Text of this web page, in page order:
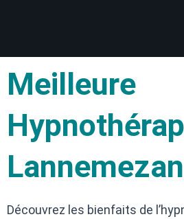
Meilleure
Lannemezan
Découvrez les bienfaits de